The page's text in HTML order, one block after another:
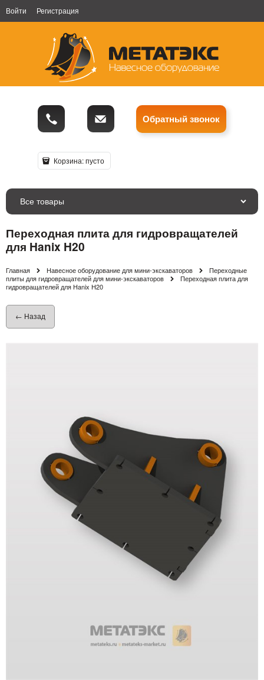
Войти Регистрация
Обратный звонок
Корзина:пусто
Все товары
Переходная плита для гидровращателей
для Hanix H20
Главная Навесное оборудование для мини-экскаваторов
Переходные
плиты для гидровращателей для мини-экскаваторов
Переходная плита для
гидровращателей для Hanix H20
← Назад